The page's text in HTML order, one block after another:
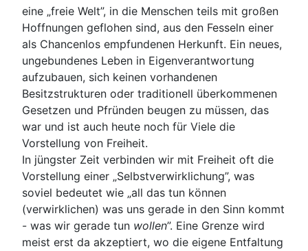
eine „freie Welt”, in die Menschen teils mit großen
Hoffnungen geflohen sind, aus den Fesseln einer
als Chancenlos empfundenen Herkunft. Ein neues,
ungebundenes Leben in Eigenverantwortung
aufzubauen, sich keinen vorhandenen
Besitzstrukturen oder traditionell überkommenen
Gesetzen und Pfründen beugen zu müssen, das
war und ist auch heute noch für Viele die
Vorstellung von Freiheit.
In jüngster Zeit verbinden wir mit Freiheit oft die
Vorstellung einer „Selbstverwirklichung”, was
soviel bedeutet wie „all das tun können
(verwirklichen) was uns gerade in den Sinn kommt
- was wir gerade tun wollen”. Eine Grenze wird
meist erst da akzeptiert, wo die eigene Entfaltung